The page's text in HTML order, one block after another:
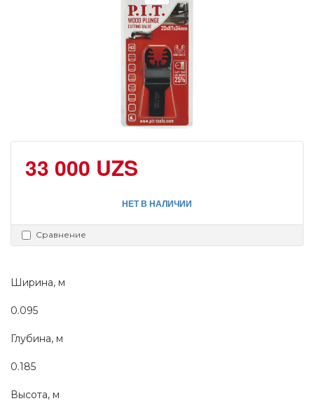
33 000 UZS
НЕТ В НАЛИЧИИ
Сравнение
Ширина, м
0.095
Глубина, м
0.185
Высота, м